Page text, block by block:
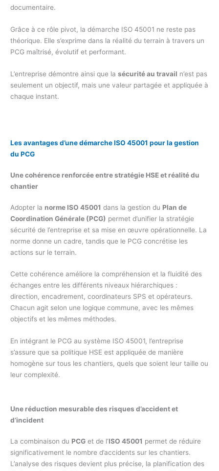
documentaire.
Grâce à ce rôle pivot, la démarche ISO 45001 ne reste pas
théorique. Elle s’exprime dans la réalité du terrain à travers un
PCG maîtrisé, évolutif et performant.
L’entreprise démontre ainsi que lasécurité au travail n’est pas
seulement un objectif, mais une valeur partagée et appliquée à
chaque instant.
Les avantages d’une démarche ISO 45001 pour la gestion
du PCG
Une cohérence renforcée entre stratégie HSE et réalité du
chantier
Adopter la norme ISO 45001 dans la gestion du Plan de
Coordination Générale (PCG) permet d’unifier la stratégie
sécurité de l’entreprise et sa mise en œuvre opérationnelle. La
norme donne un cadre, tandis que le PCG concrétise les
actions sur le terrain.
Cette cohérence améliore la compréhension et la fluidité des
échanges entre les différents niveaux hiérarchiques :
direction, encadrement, coordinateurs SPS et opérateurs.
Chacun agit selon une logique commune, avec les mêmes
objectifs et les mêmes méthodes.
En intégrant le PCG au système ISO 45001, l’entreprise
s’assure que sa politique HSE est appliquée de manière
homogène sur tous les chantiers, quels que soient leur taille ou
leur complexité.
Une réduction mesurable des risques d’accident et
d’incident
La combinaison du PCG et de l’ISO 45001 permet de réduire
significativement le nombre d’accidents sur les chantiers.
L’analyse des risques devient plus précise, la planification des